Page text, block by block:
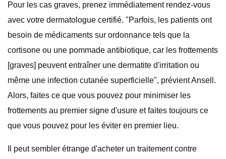
Pour les cas graves, prenez immédiatement rendez-vous
avec votre dermatologue certifié. "Parfois, les patients ont
besoin de médicaments sur ordonnance tels que la
cortisone ou une pommade antibiotique, car les frottements
[graves] peuvent entraîner une dermatite d'irritation ou
même une infection cutanée superficielle", prévient Ansell.
Alors, faites ce que vous pouvez pour minimiser les
frottements au premier signe d'usure et faites toujours ce
que vous pouvez pour les éviter en premier lieu.
Il peut sembler étrange d'acheter un traitement contre